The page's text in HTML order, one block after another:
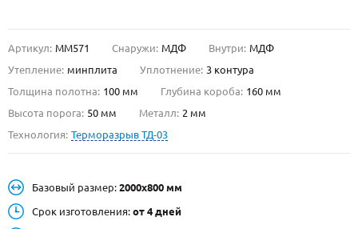
О НАС
Металлические двери от производителя с доставкой и установкой в
НАЙТИ:
Артикул: ММ571 Снаружи: МДФ Внутри: МДФ
Утепление: минплита Уплотнение: 3 контура
Толщина полотна: 100 мм Глубина короба: 160 мм
Высота порога: 50 мм Металл: 2 мм
Технология: Терморазрыв ТД-03
Базовый размер: 2000х800 мм
Срок изготовления: от 4 дней